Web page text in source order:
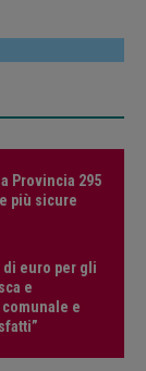
Provincia 295
più sicure
di euro per gli
e
e